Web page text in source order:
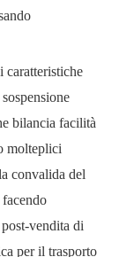
caratteristiche
bilancia facilità
molteplici
convalida del
vendita di
per il trasporto